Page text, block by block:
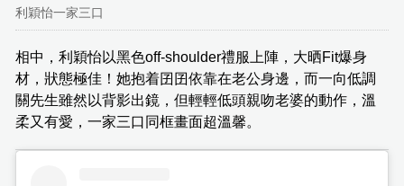
利穎怡一家三口
相中，利穎怡以黑色off-shoulder禮服上陣，大晒Fit爆身
材，狀態極佳！她抱着囝囝依靠在老公身邊，而一向低調
關先生雖然以背影出鏡，但輕輕低頭親吻老婆的動作，溫
柔又有愛，一家三口同框畫面超溫馨。